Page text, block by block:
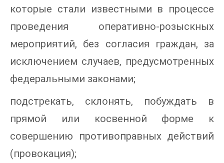
которые стали известными в процессе
проведения оперативно-розыскных
мероприятий, без согласия граждан, за
исключением случаев, предусмотренных
федеральными законами;
подстрекать, склонять, побуждать в
прямой или косвенной форме к
совершению противоправных действий
(провокация);